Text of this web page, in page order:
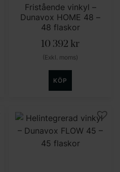
Fristående vinkyl –
Dunavox HOME 48 –
48 flaskor
10 392 kr
(Exkl. moms)
KÖP